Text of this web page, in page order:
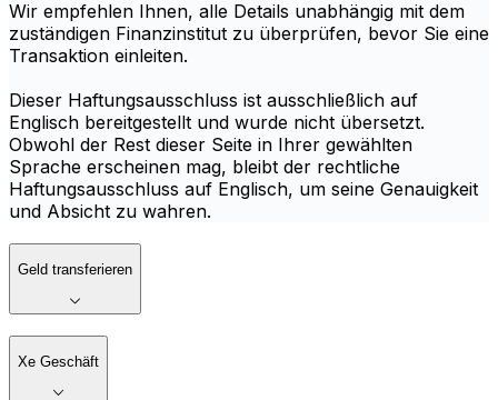
Wir empfehlen Ihnen, alle Details unabhängig mit dem
zuständigen Finanzinstitut zu überprüfen, bevor Sie eine
Transaktion einleiten.
Dieser Haftungsausschluss ist ausschließlich auf
Englisch bereitgestellt und wurde nicht übersetzt.
Obwohl der Rest dieser Seite in Ihrer gewählten
Sprache erscheinen mag, bleibt der rechtliche
Haftungsausschluss auf Englisch, um seine Genauigkeit
und Absicht zu wahren.
Geld transferieren
Xe Geschäft